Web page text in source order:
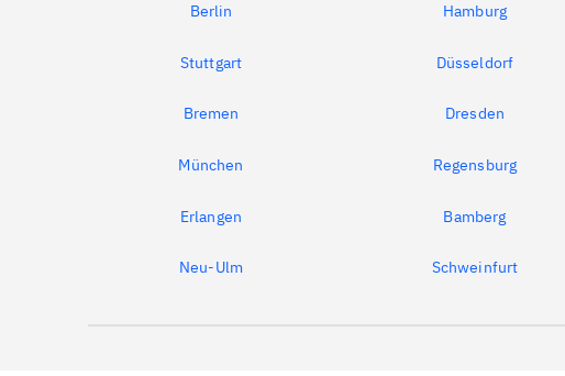
Berlin Hamburg
Stuttgart Düsseldorf
Bremen Dresden
München Regensburg
Erlangen Bamberg
Neu-Ulm Schweinfurt